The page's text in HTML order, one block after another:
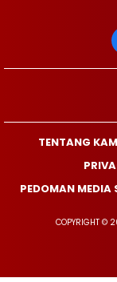
TENTANG
PEDOMAN MEDIA
COPYRIGHT ©